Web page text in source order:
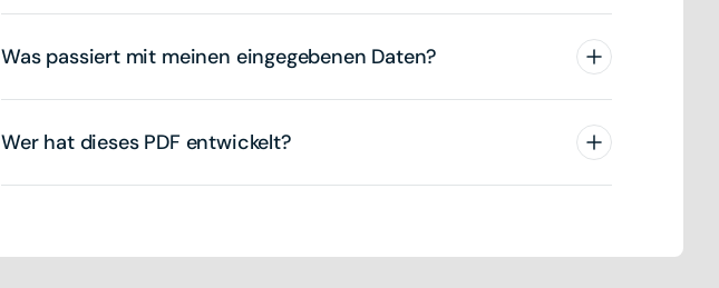
Was passiert mit meinen eingegebenen Daten?
Wer hat dieses PDF entwickelt?